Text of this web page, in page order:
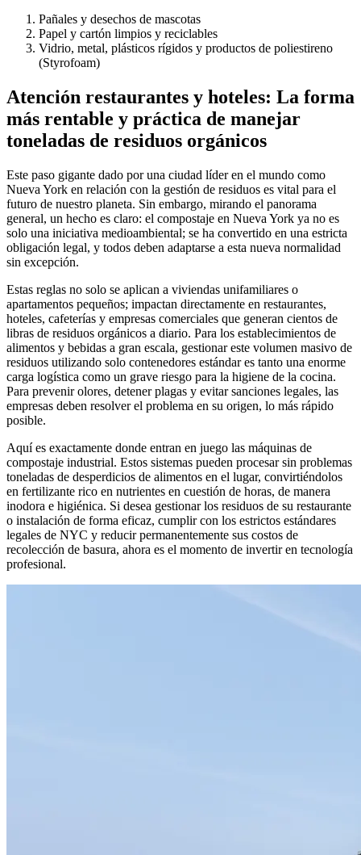
Pañales y desechos de mascotas
Papel y cartón limpios y reciclables
Vidrio, metal, plásticos rígidos y productos de poliestireno
(Styrofoam)
Atención restaurantes y hoteles: La forma
más rentable y práctica de manejar
toneladas de residuos orgánicos
Este paso gigante dado por una ciudad líder en el mundo como
Nueva York en relación con la gestión de residuos es vital para el
futuro de nuestro planeta. Sin embargo, mirando el panorama
general, un hecho es claro: el compostaje en Nueva York ya no es
solo una iniciativa medioambiental; se ha convertido en una estricta
obligación legal, y todos deben adaptarse a esta nueva normalidad
sin excepción.
Estas reglas no solo se aplican a viviendas unifamiliares o
apartamentos pequeños; impactan directamente en restaurantes,
hoteles, cafeterías y empresas comerciales que generan cientos de
libras de residuos orgánicos a diario. Para los establecimientos de
alimentos y bebidas a gran escala, gestionar este volumen masivo de
residuos utilizando solo contenedores estándar es tanto una enorme
carga logística como un grave riesgo para la higiene de la cocina.
Para prevenir olores, detener plagas y evitar sanciones legales, las
empresas deben resolver el problema en su origen, lo más rápido
posible.
Aquí es exactamente donde entran en juego las máquinas de
compostaje industrial. Estos sistemas pueden procesar sin problemas
toneladas de desperdicios de alimentos en el lugar, convirtiéndolos
en fertilizante rico en nutrientes en cuestión de horas, de manera
inodora e higiénica. Si desea gestionar los residuos de su restaurante
o instalación de forma eficaz, cumplir con los estrictos estándares
legales de NYC y reducir permanentemente sus costos de
recolección de basura, ahora es el momento de invertir en tecnología
profesional.